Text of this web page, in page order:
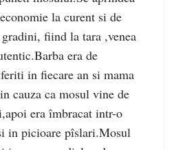
la curent si de
gradini, fiind la tara ,venea
era de
in fiecare an si mama
cauza ca mosul vine de
era îmbracat intr-o
in picioare pîslari.Mosul